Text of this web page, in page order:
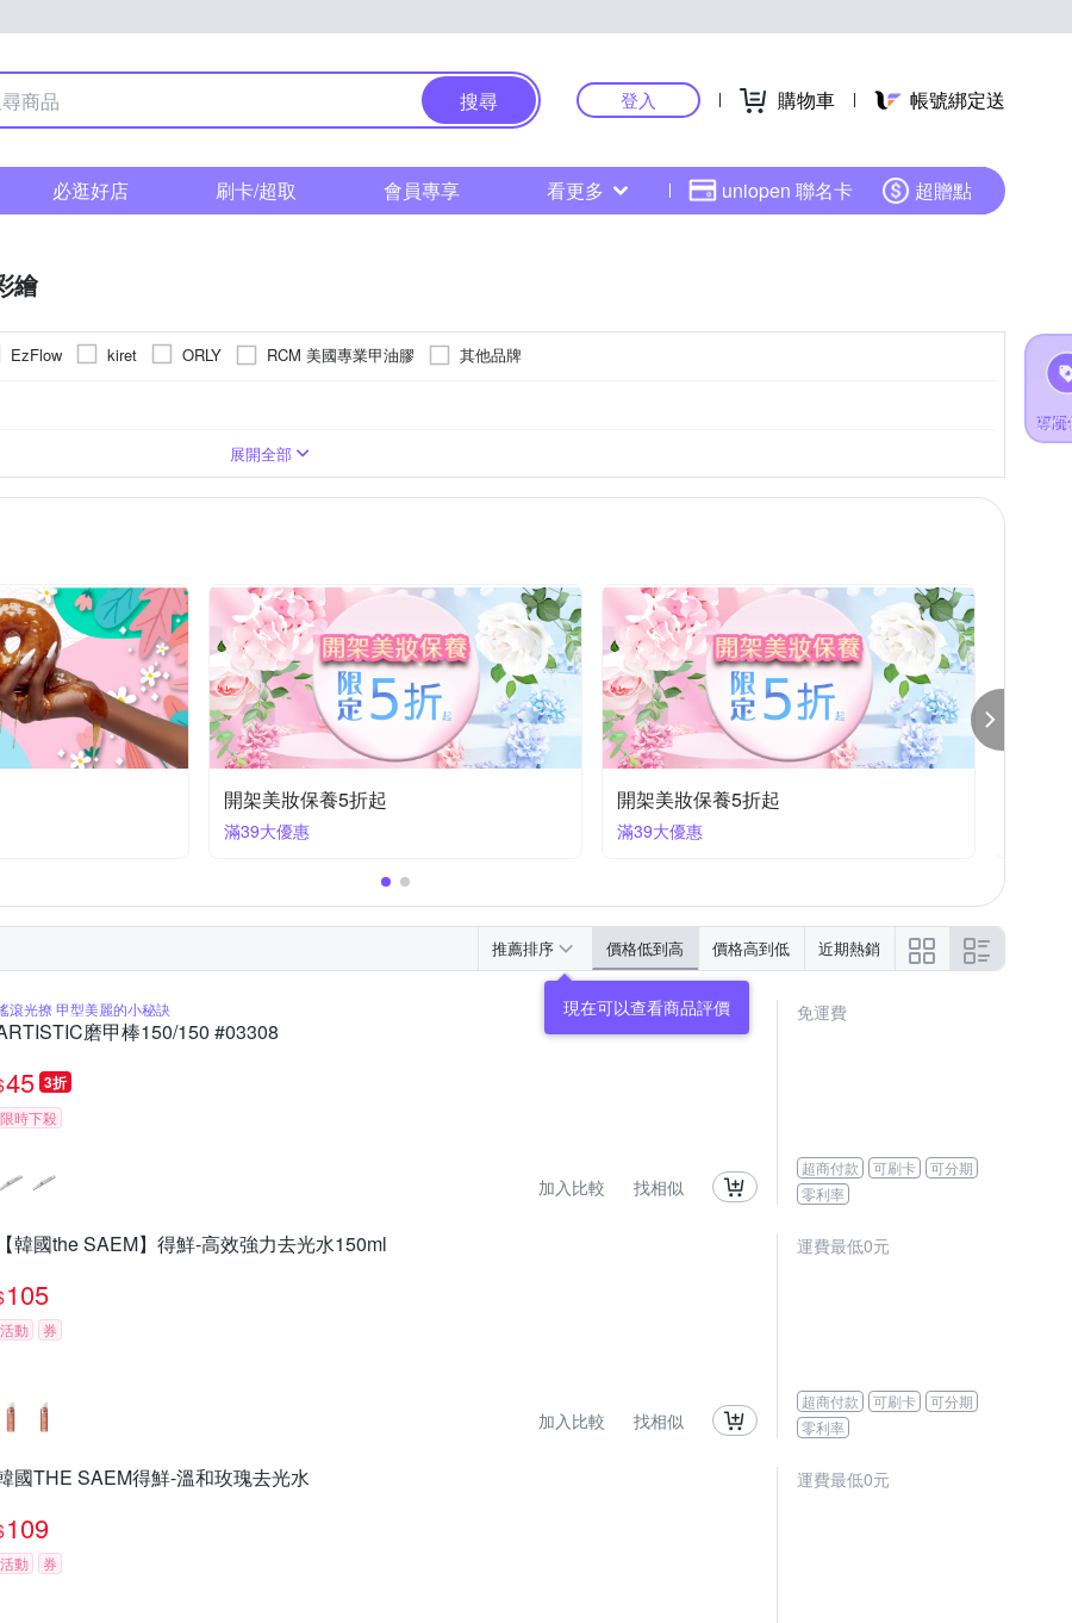
搜尋 登入 購物車 帳號綁定送
必逛好店 刷卡/超取 會員專享 看更多 uniopen 聯名卡 超贈點
繪
EzFlow kiret ORLY RCM 美國專業甲油膠 其他品牌
展開全部
開架美妝保養5折起
滿39大優惠
美容工具優惠大特賣
滿99大優惠
推薦排序 價格低到高 價格高到低 近期熱銷
滾光撩 甲型美麗的小秘訣
磨甲棒150/150 #03308
45 3折
限時下殺
加入比較 找相似
免運費
超商付款 可刷卡
可分期
零利率
【韓國the SAEM】得鮮-高效強力去光水150ml
105
活動 券
加入比較 找相似
運費最低0元
超商付款 可刷卡
可分期
零利率
國THE SAEM得鮮-溫和玫瑰去光水
109
活動 券
運費最低0元